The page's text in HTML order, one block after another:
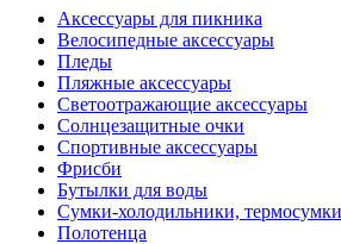
Аксессуары для пикника
Велосипедные аксессуары
Пледы
Пляжные аксессуары
Светоотражающие аксессуары
Солнцезащитные очки
Спортивные аксессуары
Фрисби
Бутылки для воды
Сумки-холодильники, термосумки
Полотенца